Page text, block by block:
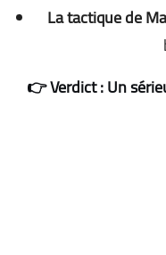
La tactique de
👉 Verdict : Un